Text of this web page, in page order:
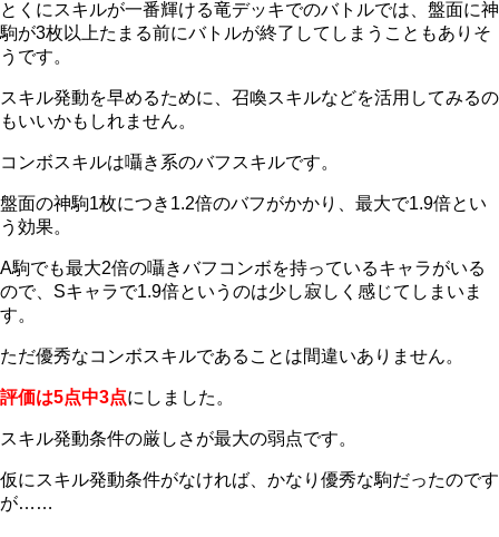
とくにスキルが一番輝ける竜デッキでのバトルでは、盤面に神
駒が3枚以上たまる前にバトルが終了してしまうこともありそ
うです。
スキル発動を早めるために、召喚スキルなどを活用してみるの
もいいかもしれません。
コンボスキルは囁き系のバフスキルです。
盤面の神駒1枚につき1.2倍のバフがかかり、最大で1.9倍とい
う効果。
A駒でも最大2倍の囁きバフコンボを持っているキャラがいる
ので、Sキャラで1.9倍というのは少し寂しく感じてしまいま
す。
ただ優秀なコンボスキルであることは間違いありません。
評価は5点中3点にしました。
スキル発動条件の厳しさが最大の弱点です。
仮にスキル発動条件がなければ、かなり優秀な駒だったのです
が……